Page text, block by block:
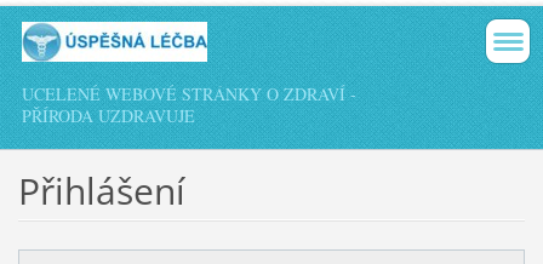
UCELENÉ WEBOVÉ STRÁNKY O ZDRAVÍ -
PŘÍRODA UZDRAVUJE
Přihlášení